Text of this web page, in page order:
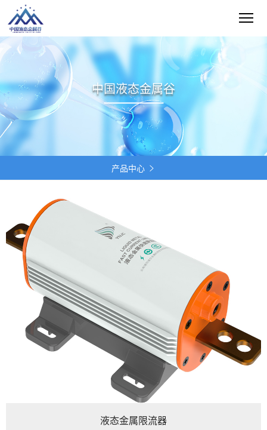
中国液态金属谷
产品中心 
液态金属限流器